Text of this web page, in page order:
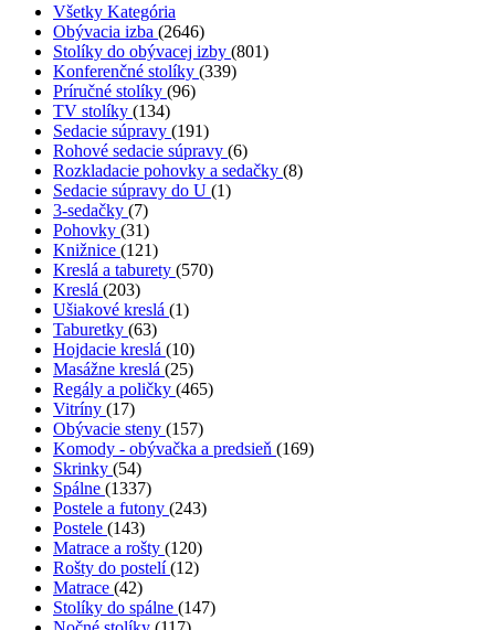
Všetky Kategória
Obývacia izba (2646)
Stolíky do obývacej izby (801)
Konferenčné stolíky (339)
Príručné stolíky (96)
TV stolíky (134)
Sedacie súpravy (191)
Rohové sedacie súpravy (6)
Rozkladacie pohovky a sedačky (8)
Sedacie súpravy do U (1)
3-sedačky (7)
Pohovky (31)
Knižnice (121)
Kreslá a taburety (570)
Kreslá (203)
Ušiakové kreslá (1)
Taburetky (63)
Hojdacie kreslá (10)
Masážne kreslá (25)
Regály a poličky (465)
Vitríny (17)
Obývacie steny (157)
Komody - obývačka a predsieň (169)
Skrinky (54)
Spálne (1337)
Postele a futony (243)
Postele (143)
Matrace a rošty (120)
Rošty do postelí(12)
Matrace (42)
Stolíky do spálne (147)